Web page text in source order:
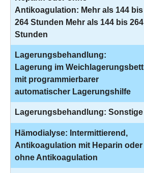
Antikoagulation: Mehr als 144 bis
264 Stunden Mehr als 144 bis 264
Stunden
Lagerungsbehandlung:
Lagerung im Weichlagerungsbett
mit programmierbarer
automatischer Lagerungshilfe
Lagerungsbehandlung: Sonstige
Hämodialyse: Intermittierend,
Antikoagulation mit Heparin oder
ohne Antikoagulation